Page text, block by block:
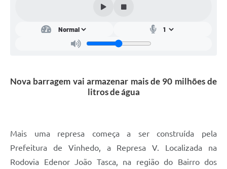
Nova barragem vai armazenar mais de 90 milhões de
litros de água
Mais uma represa começa a ser construída pela
Prefeitura de Vinhedo, a Represa V. Localizada na
Rodovia Edenor João Tasca, na região do Bairro dos